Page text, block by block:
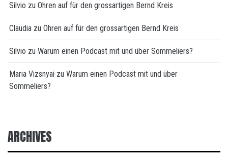
Silvio zu Ohren auf für den grossartigen Bernd Kreis
Claudia zu Ohren auf für den grossartigen Bernd Kreis
Silvio zu Warum einen Podcast mit und über Sommeliers?
Maria Vizsnyai zu Warum einen Podcast mit und über
Sommeliers?
ARCHIVES